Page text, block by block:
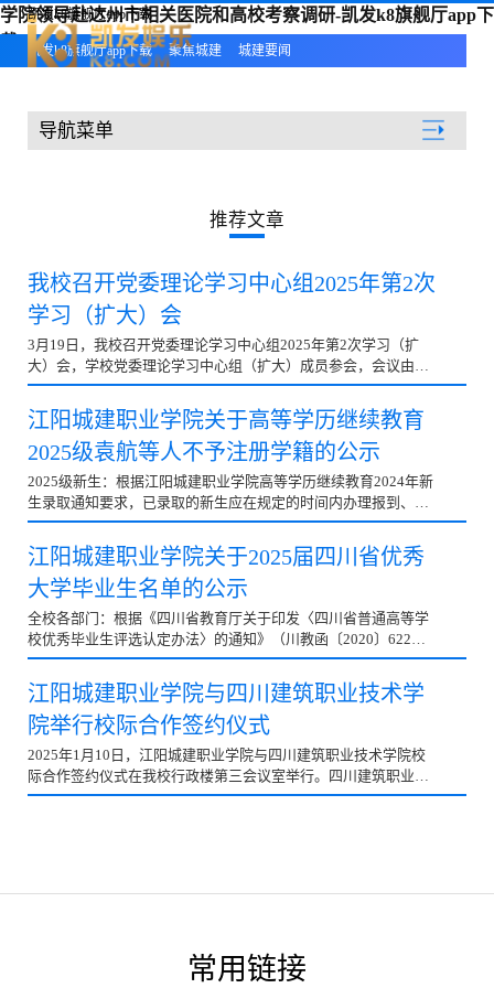
学院领导赴达州市相关医院和高校考察调研-凯发k8旗舰厅app下
凯发k8旗舰厅app下载
凯发k8旗舰厅app下载 聚焦城建 城建要闻
导航菜单
推荐文章
我校召开党委理论学习中心组2025年第2次
学习（扩大）会
3月19日，我校召开党委理论学习中心组2025年第2次学习（扩
大）会，学校党委理论学习中心组（扩大）成员参会，会议由校
党委书记蒋和平教授主持。△会议现场△学校党委书记蒋和平教
授主持会议会议传达学习习近平总书记在全国“两会”期间的重要
讲话和全国“两会”精神。学习《2025年政府工作报告》《教育强
国建设规划纲要（2024－2035年）》。△马克思主义学院青年骨
干教师朱茂林专题辅导《2025年政府工作报告》会议指出，刚刚
胜利闭幕的全国“两会”是在“十四五”即将收官、“十五五”谋篇布
局关键之年，也是进一步全面深化改革的重要一年召开的一次坚
“两会”
江阳城建职业学院关于高等学历继续教育
2025级袁航等人不予注册学籍的公示
2025级新生：根据江阳城建职业学院高等学历继续教育2024年新
生录取通知要求，已录取的新生应在规定的时间内办理报到、缴
费等入学注册手续，逾期未完成报到入学手续的新生，学校将按
照相关规定，不予注册学籍。截止2025年3月21日，袁航、曾
露、李平红、戈阳、何蔺梅、曾祥芬、段坤、尔的热布惹8名新
生未完成相关手续，放弃入学资格。现将放弃入学资格名单进行
公示，公示期为5个工作日（2025年3月24日至2025年3月30
日），未在公示期内提出异议的视为无异议。公示期满，学院将
根据公示结果在学信网对学生学籍状态进行标注。一经标注，不
2025
江阳城建职业学院关于2025届四川省优秀
大学毕业生名单的公示
全校各部门：根据《四川省教育厅关于印发〈四川省普通高等学
校优秀毕业生评选认定办法〉的通知》（川教函〔2020〕622
号）要求，按照《江阳城建职业学院关于开展2025届优秀毕业生
评选工作的通知》（江阳城建院学管〔2024〕86号），通过学生
申请、民主评议、学院审核、院评审小组评审、学生工作部审查
等流程，经学校评审委员会评审。拟推荐张静等146名学生为
2025届四川省优秀大学毕业生，现予以公示，公示期自11月20日
至11月26日（5个工作日），公示期间对公示名单有异议，请以
书面材料向学生工作部反映。联系人：赖老师、谭老师电话：
江阳城建职业学院与四川建筑职业技术学
院举行校际合作签约仪式
2025年1月10日，江阳城建职业学院与四川建筑职业技术学院校
际合作签约仪式在我校行政楼第三会议室举行。四川建筑职业技
术学院校长苏谦、副校长杨转运、党政办主任赵培源、科发院产
情迎接四川建筑职业技术学院校长苏
常用链接